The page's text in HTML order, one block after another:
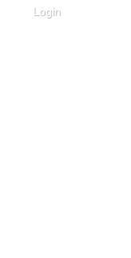
Login